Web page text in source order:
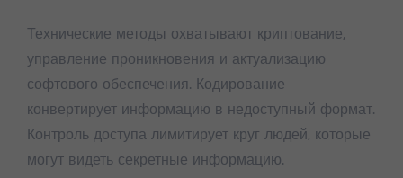
Технические методы охватывают криптование,
управление проникновения и актуализацию
софтового обеспечения. Кодирование
конвертирует информацию в недоступный формат.
Контроль доступа лимитирует круг людей, которые
могут видеть секретные информацию.